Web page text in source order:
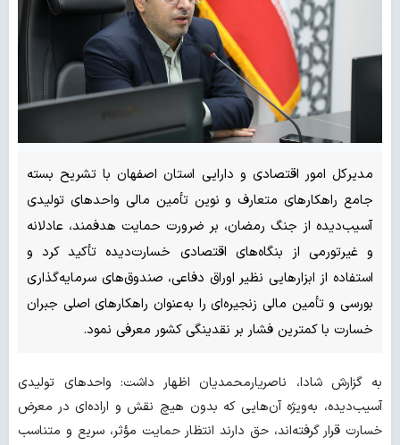
مدیرکل امور اقتصادی و دارایی استان اصفهان با تشریح بسته
جامع راهکارهای متعارف و نوین تأمین مالی واحدهای تولیدی
آسیب‌دیده از جنگ رمضان، بر ضرورت حمایت هدفمند، عادلانه
و غیرتورمی از بنگاه‌های اقتصادی خسارت‌دیده تأکید کرد و
استفاده از ابزارهایی نظیر اوراق دفاعی، صندوق‌های سرمایه‌گذاری
بورسی و تأمین مالی زنجیره‌ای را به‌عنوان راهکارهای اصلی جبران
خسارت با کمترین فشار بر نقدینگی کشور معرفی نمود.
به گزارش شادا، ناصریارمحمدیان اظهار داشت: واحدهای تولیدی
آسیب‌دیده، به‌ویژه آن‌هایی که بدون هیچ نقش و اراده‌ای در معرض
خسارت قرار گرفته‌اند، حق دارند انتظار حمایت مؤثر، سریع و متناسب